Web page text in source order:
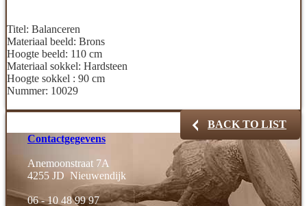
Titel: Balanceren
Materiaal beeld: Brons
Hoogte beeld: 110 cm
Materiaal sokkel: Hardsteen
Hoogte sokkel : 90 cm
Nummer: 10029
BACK TO LIST
Contactgegevens
Anemoonstraat 7A
4255 JD Nieuwendijk
06 - 10 48 99 97